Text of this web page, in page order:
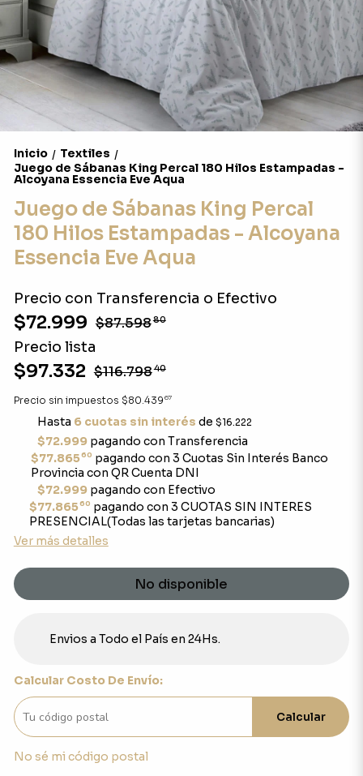
Inicio / Textiles /
Juego de Sábanas King Percal 180 Hilos Estampadas -
Alcoyana Essencia Eve Aqua
Juego de Sábanas King Percal
180 Hilos Estampadas - Alcoyana
Essencia Eve Aqua
Precio con Transferencia o Efectivo
$72.999 $87.59880
Precio lista
$97.332 $116.79840
Precio sin impuestos $80.439 67
Hasta 6 cuotas sin interés de $16.222
$72.999pagando con Transferencia
$77.86560 pagando con 3 Cuotas Sin Interés Banco
Provincia con QR Cuenta DNI
$72.999pagando con Efectivo
$77.86560 pagando con 3 CUOTAS SIN INTERES
PRESENCIAL(Todas las tarjetas bancarias)
Ver más detalles
No disponible
Envios a Todo el País en 24Hs.
Calcular Costo De Envío:
Calcular
No sé mi código postal